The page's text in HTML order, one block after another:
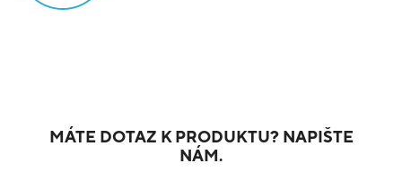
MÁTE DOTAZ K PRODUKTU? NAPIŠTE
NÁM.